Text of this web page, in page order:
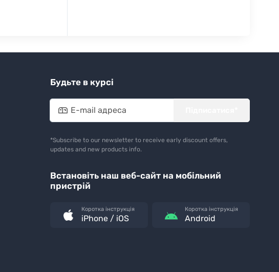
Будьте в курсі
*Subscribe to our newsletter to receive early discount offers,
updates and new products info.
Встановіть наш веб-сайт на мобільний
пристрій
Коротка інструкція
iPhone / iOS
Коротка інструкція
Android